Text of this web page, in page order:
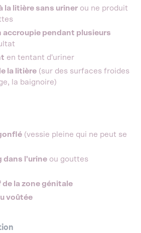
la litière sans uriner ou ne produit
accroupie pendant plusieurs
en tentant d'uriner
la litière (sur des surfaces froides
la baignoire)
(vessie pleine qui ne peut se
dans l'urine ou gouttes
la zone génitale
voûtée